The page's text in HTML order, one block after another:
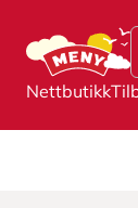
Nettbutikk